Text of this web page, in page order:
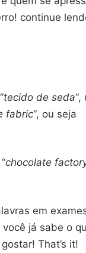
continue
tecido de seda“,
fabric“, ou seja
chocolate
em
já sabe o
That’s it!